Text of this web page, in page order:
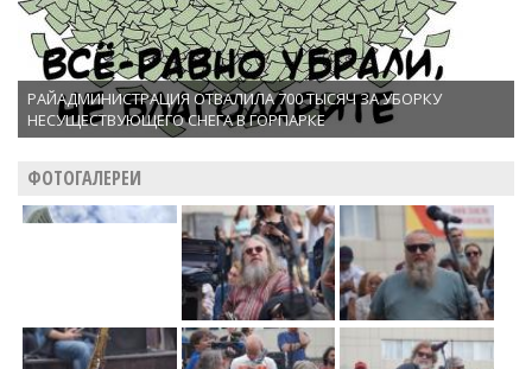
РАЙАДМИНИСТРАЦИЯ ОТВАЛИЛА 700 ТЫСЯЧ ЗА УБОРКУ
НЕСУЩЕСТВУЮЩЕГО СНЕГА В ГОРПАРКЕ
ФОТОГАЛЕРЕИ